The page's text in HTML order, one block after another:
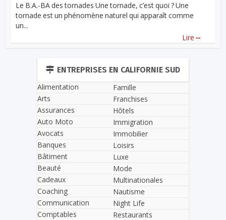
Le B.A.-BA des tornades Une tornade, c’est quoi ? Une
tornade est un phénomène naturel qui apparaît comme
un...
Lire ...
ENTREPRISES EN CALIFORNIE SUD
Alimentation
Arts
Assurances
Auto Moto
Avocats
Banques
Bâtiment
Beauté
Cadeaux
Coaching
Communication
Comptables
Famille
Franchises
Hôtels
Immigration
Immobilier
Loisirs
Luxe
Mode
Multinationales
Nautisme
Night Life
Restaurants